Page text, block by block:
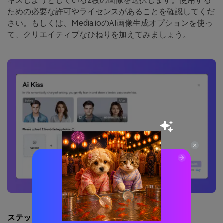
ための必要な許可やライセンスがあることを確認してくだ
さい。もしくは、Media.ioのAI画像生成オプションを使っ
て、クリエイティブなひねりを加えてみましょう。
ステップ2